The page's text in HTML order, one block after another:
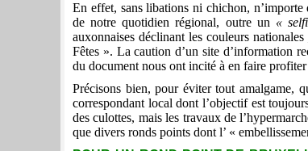
En effet, sans libations ni chichon,
de notre quotidien régional, outre un «
auxonnaises déclinant les couleurs
Fêtes ». La caution d’un site d’information
du document nous ont incité à en faire
Précisons bien, pour éviter tout amalgame,
correspondant local dont l’objectif est
des culottes, mais les travaux de
que divers ronds points dont l’ «